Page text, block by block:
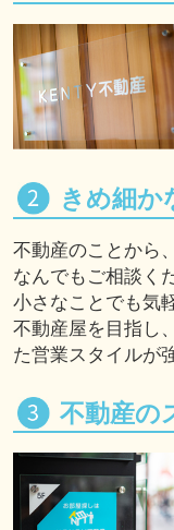
きめ細か
不動産のことから
なんでもご相談く
小さなことでも気
不動産屋を目指し
た営業スタイルが
不動産の